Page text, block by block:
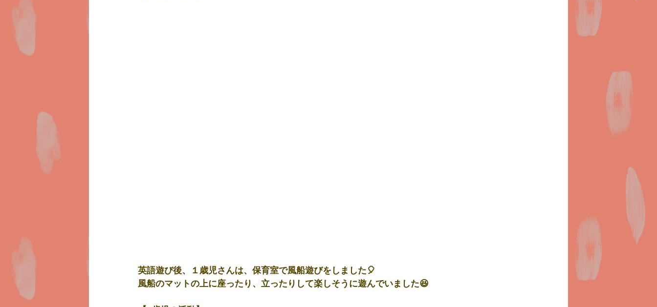
英語遊び後、１歳児さんは、保育室で風船遊びをしました🎈
風船のマットの上に座ったり、立ったりして楽しそうに遊んでいました😆